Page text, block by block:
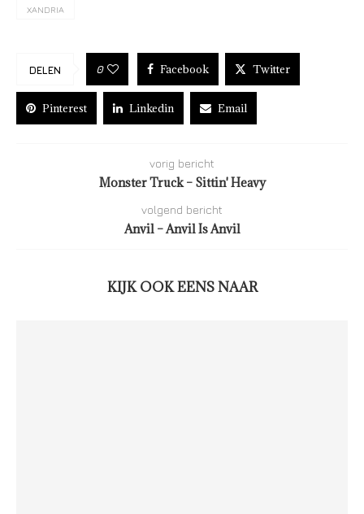
XANDRIA
DELEN 0 Facebook Twitter
Pinterest Linkedin Email
vorig bericht
Monster Truck – Sittin' Heavy
volgend bericht
Anvil – Anvil Is Anvil
KIJK OOK EENS NAAR